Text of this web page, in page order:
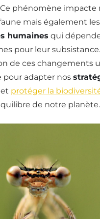
Ce phénomène impacte
mais également les
humaines qui
pour leur
de ces changements
pour adapter nos
et protéger la
de notre planète.